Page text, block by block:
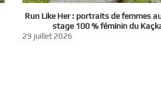
Run Like Her : portraits de femmes
stage 100 % féminin du
29 juillet 2026